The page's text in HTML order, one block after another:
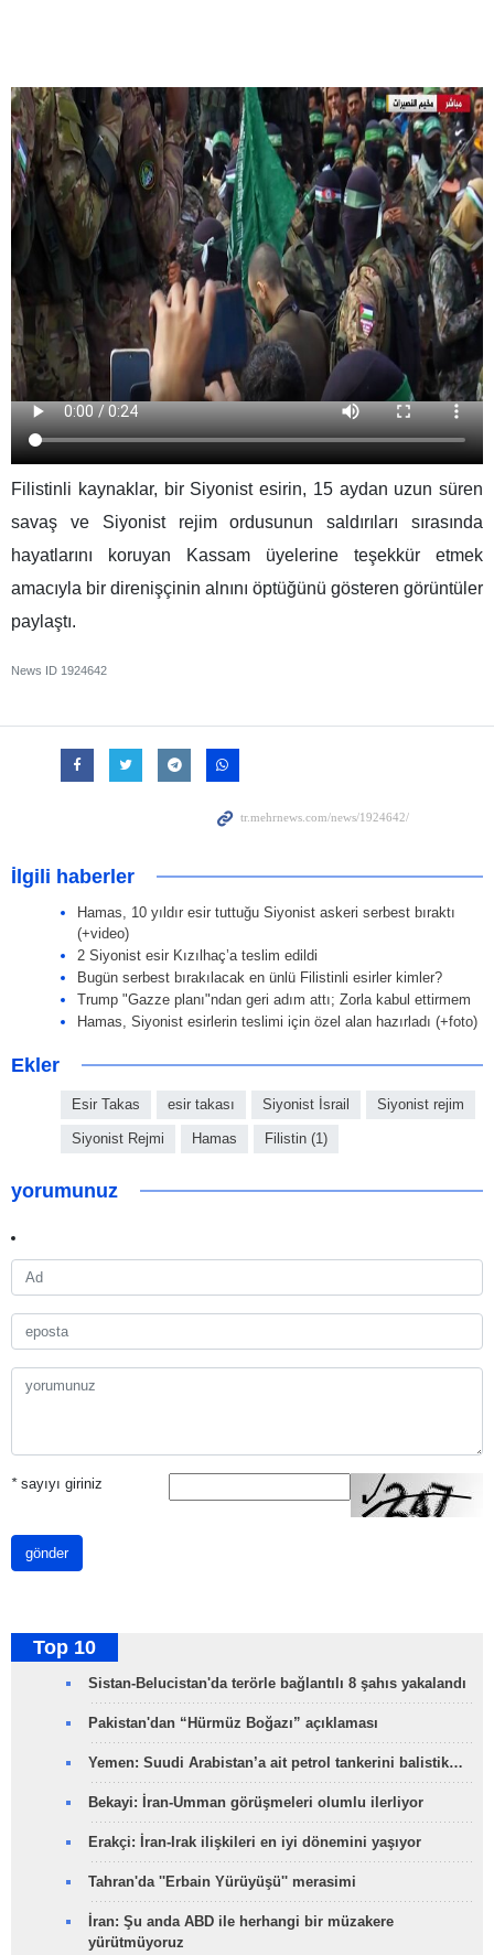
Filistinli kaynaklar, bir Siyonist esirin, 15 aydan uzun süren
savaş ve Siyonist rejim ordusunun saldırıları sırasında
hayatlarını koruyan Kassam üyelerine teşekkür etmek
amacıyla bir direnişçinin alnını öptüğünü gösteren görüntüler
paylaştı.
News ID 1924642
İlgili haberler
Hamas, 10 yıldır esir tuttuğu Siyonist askeri serbest bıraktı
(+video)
2 Siyonist esir Kızılhaç’a teslim edildi
Bugün serbest bırakılacak en ünlü Filistinli esirler kimler?
Trump "Gazze planı"ndan geri adım attı; Zorla kabul ettirmem
Hamas, Siyonist esirlerin teslimi için özel alan hazırladı (+foto)
Ekler
Esir Takas esir takası Siyonist İsrail Siyonist rejim
Siyonist Rejmi Hamas Filistin (1)
yorumunuz
*sayıyı giriniz
gönder
Top 10
Sistan-Belucistan'da terörle bağlantılı 8 şahıs yakalandı
Pakistan'dan “Hürmüz Boğazı” açıklaması
Yemen: Suudi Arabistan’a ait petrol tankerini balistik…
Bekayi: İran-Umman görüşmeleri olumlu ilerliyor
Erakçi: İran-Irak ilişkileri en iyi dönemini yaşıyor
Tahran'da ''Erbain Yürüyüşü'' merasimi
İran: Şu anda ABD ile herhangi bir müzakere
yürütmüyoruz